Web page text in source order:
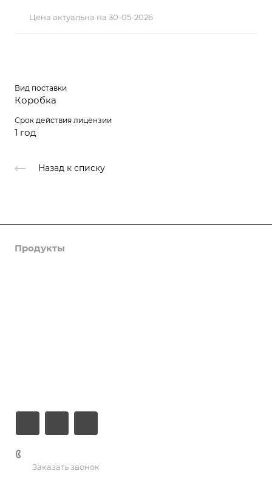
Цена актуальна на 30-05-2026
Вид поставки
Коробка
Срок действия лицензии
1 год
Назад к списку
Продукты
Заказать звонок